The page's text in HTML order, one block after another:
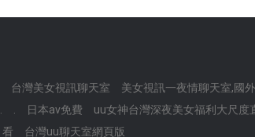
台灣美女視訊聊天室 美女視訊一夜情聊天室,國
日本av免費 uu女神台灣深夜美女福利大尺度
看
台灣uu聊天室網頁版